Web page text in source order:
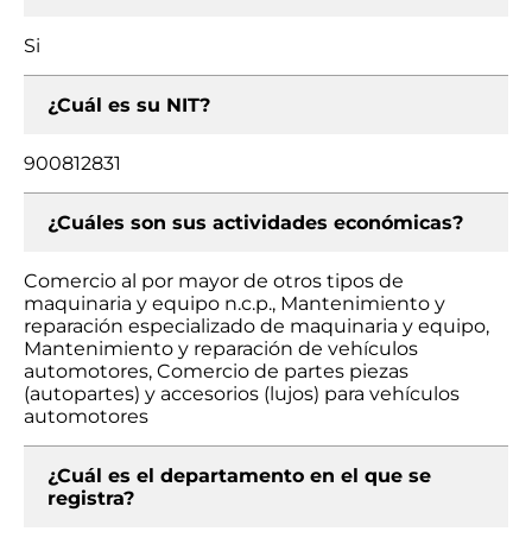
Si
¿Cuál es su NIT?
900812831
¿Cuáles son sus actividades económicas?
Comercio al por mayor de otros tipos de
maquinaria y equipo n.c.p., Mantenimiento y
reparación especializado de maquinaria y equipo,
Mantenimiento y reparación de vehículos
automotores, Comercio de partes piezas
(autopartes) y accesorios (lujos) para vehículos
automotores
¿Cuál es el departamento en el que se
registra?